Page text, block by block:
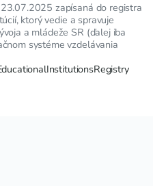
zapísaná do registra
ktorý vedie a spravuje
a mládeže SR (ďalej iba
systéme vzdelávania